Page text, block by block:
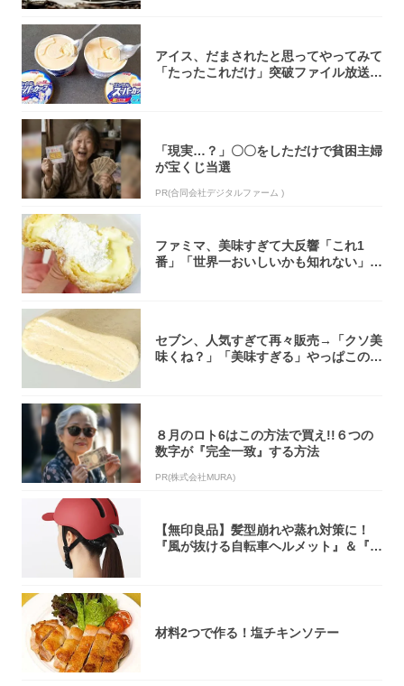
アイス、だまされたと思ってやってみて
「たったこれだけ」突破ファイル放送で
「現実…？」〇〇をしただけで貧困主婦
が宝くじ当選
PR(合同会社デジタルファーム )
ファミマ、美味すぎて大反響「これ1
番」「世界一おいしいかも知れない」
セブン、人気すぎて再々販売→「クソ美
味くね？」「美味すぎる」やっぱこのク
８月のロト6はこの方法で買え!!６つの
数字が『完全一致』する方法
PR(株式会社MURA)
【無印良品】髪型崩れや蒸れ対策に！
『風が抜ける自転車ヘルメット』＆『2
材料2つで作る！塩チキンソテー